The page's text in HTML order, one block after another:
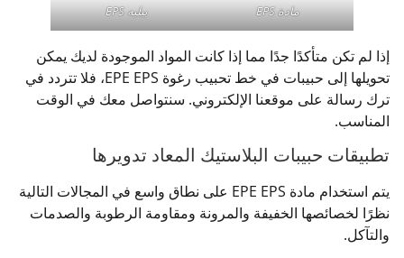
مادة EPS بيليه EPS
إذا لم تكن متأكدًا جدًا مما إذا كانت المواد الموجودة لديك يمكن
تحويلها إلى حبيبات في خط تحبيب رغوة EPE EPS، فلا تتردد في
ترك رسالة على موقعنا الإلكتروني. سنتواصل معك في الوقت
المناسب.
تطبيقات حبيبات البلاستيك المعاد تدويرها
يتم استخدام مادة EPE EPS على نطاق واسع في المجالات التالية
نظرًا لخصائصها الخفيفة والمرونة ومقاومة الرطوبة والصدمات
والتآكل.